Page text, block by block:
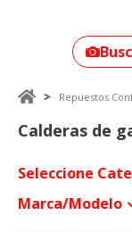
Repuestos
Calderas de
Seleccione
Marca/modelo